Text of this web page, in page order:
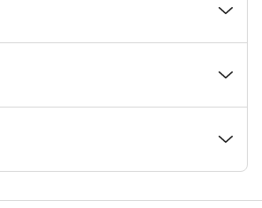
自行车
寸